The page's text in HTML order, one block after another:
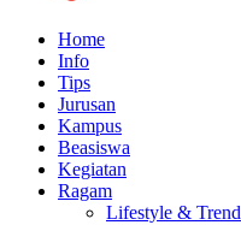
Home
Info
Tips
Jurusan
Kampus
Beasiswa
Kegiatan
Ragam
Lifestyle & Trend